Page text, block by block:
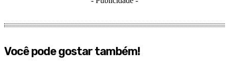
Você pode gostar também!